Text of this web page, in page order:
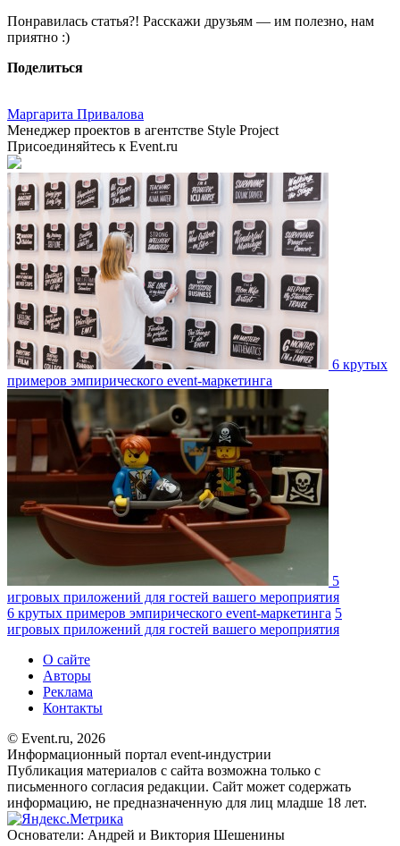
Понравилась статья?! Расскажи друзьям — им полезно, нам
приятно :)
Поделиться
Маргарита Привалова
Менеджер проектов в агентстве Style Project
Присоединяйтесь к Event.ru
6 крутых
примеров эмпирического event-маркетинга
5
игровых приложений для гостей вашего мероприятия
6 крутых примеров эмпирического event-маркетинга 5
игровых приложений для гостей вашего мероприятия
О сайте
Авторы
Реклама
Контакты
© Event.ru, 2026
Информационный портал event-индустрии
Публикация материалов с сайта возможна только с
письменного согласия редакции. Сайт может содержать
информацию, не предназначенную для лиц младше 18 лет.
Основатели: Андрей и Виктория Шешенины